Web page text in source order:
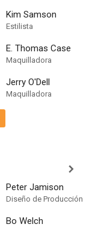
Kim Samson
Estilista
E. Thomas Case
Maquilladora
Jerry O'Dell
Maquilladora
Peter Jamison
Diseño de Producción
Bo Welch